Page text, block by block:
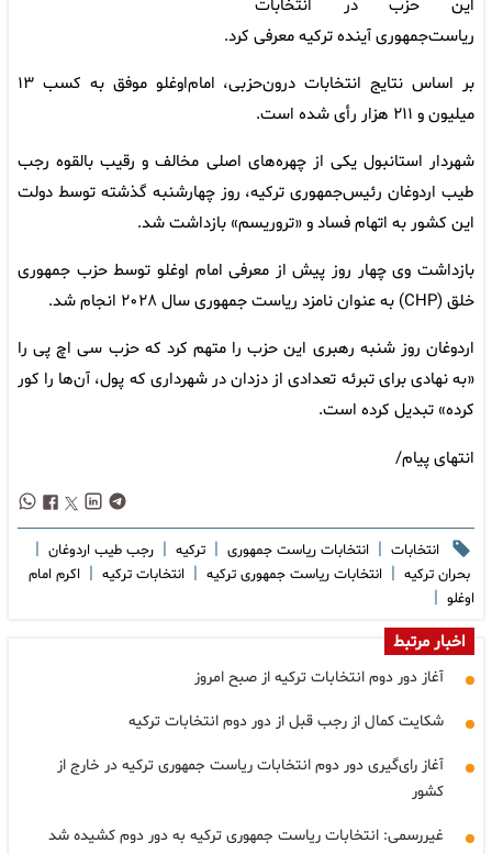
این حزب در انتخابات
ریاست‌جمهوری آینده ترکیه معرفی کرد.
بر اساس نتایج انتخابات درون‌حزبی، امام‌اوغلو موفق به کسب ۱۳
میلیون و ۲۱۱ هزار رأی شده است.
شهردار استانبول یکی از چهره‌های اصلی مخالف و رقیب بالقوه رجب
طیب اردوغان رئیس‌جمهوری ترکیه، روز چهارشنبه گذشته توسط دولت
این کشور به اتهام فساد و «تروریسم» بازداشت شد.
بازداشت وی چهار روز پیش از معرفی امام اوغلو توسط حزب جمهوری
خلق (CHP) به عنوان نامزد ریاست جمهوری سال ۲۰۲۸ انجام شد.
اردوغان روز شنبه رهبری این حزب را متهم کرد که حزب سی اچ پی را
«به نهادی برای تبرئه تعدادی از دزدان در شهرداری که پول، آن‌ها را کور
کرده» تبدیل کرده است.
انتهای پیام/
انتخابات | انتخابات ریاست جمهوری | ترکیه | رجب طیب اردوغان |
بحران ترکیه | انتخابات ریاست جمهوری ترکیه | انتخابات ترکیه | اکرم امام
اوغلو |
اخبار مرتبط
آغاز دور دوم انتخابات ترکیه از صبح امروز
شکایت کمال از رجب قبل از دور دوم انتخابات ترکیه
آغاز رای‌گیری دور دوم انتخابات ریاست جمهوری ترکیه در خارج از
کشور
غیررسمی: انتخابات ریاست جمهوری ترکیه به دور دوم کشیده شد